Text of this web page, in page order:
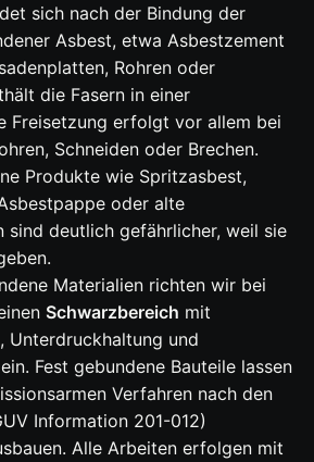
sich nach der Bindung der
Asbest, etwa Asbestzement
Rohren oder
die Fasern in einer
Freisetzung erfolgt vor allem bei
Schneiden oder Brechen.
Produkte wie Spritzasbest,
oder alte
sind deutlich gefährlicher, weil sie
Materialien richten wir bei
Schwarzbereich mit
Unterdruckhaltung und
Fest gebundene Bauteile lassen
Verfahren nach den
Information 201-012)
Alle Arbeiten erfolgen mit